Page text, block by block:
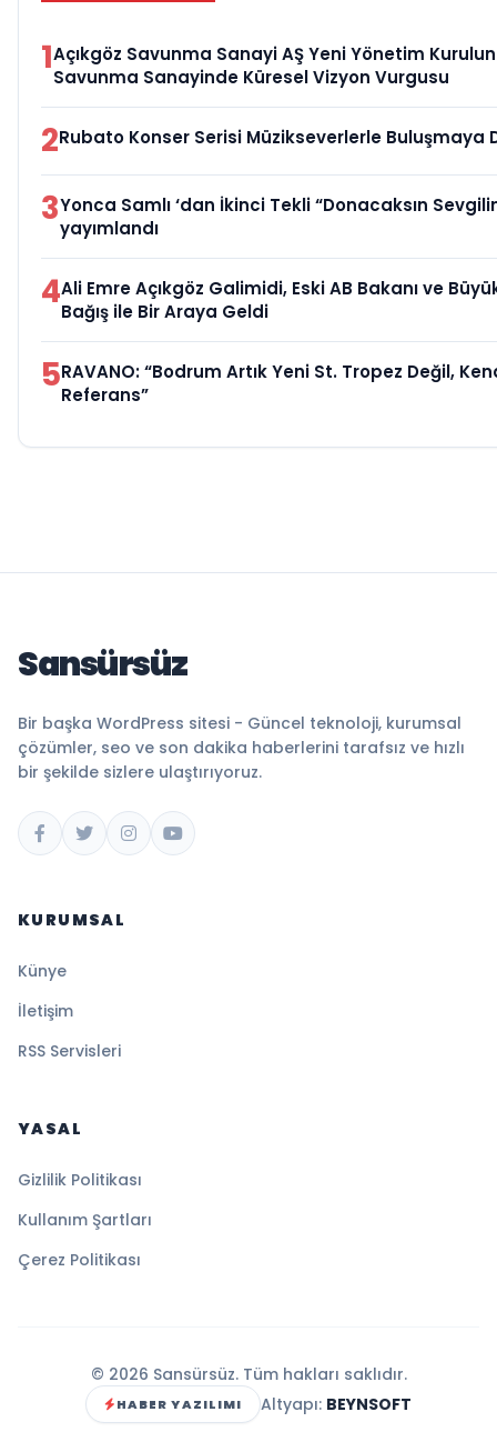
1Açıkgöz Savunma Sanayi AŞ Yeni Yönetim
Savunma Sanayinde Küresel Vizyon Vurgusu
2Rubato Konser Serisi Müzikseverlerle Buluşmaya
3Yonca Samlı ‘dan İkinci Tekli “Donacaksın
yayımlandı
4Ali Emre Açıkgöz Galimidi, Eski AB Bakanı ve
Bağış ile Bir Araya Geldi
5RAVANO: “Bodrum Artık Yeni St. Tropez Değil,
Referans”
Sansürsüz
Bir başka WordPress sitesi - Güncel teknoloji, kurumsal
çözümler, seo ve son dakika haberlerini tarafsız ve hızlı
bir şekilde sizlere ulaştırıyoruz.
KURUMSAL
Künye
İletişim
RSS Servisleri
YASAL
Gizlilik Politikası
Kullanım Şartları
Çerez Politikası
© 2026 Sansürsüz. Tüm hakları saklıdır.
HABER YAZILIMI Altyapı: BEYNSOFT